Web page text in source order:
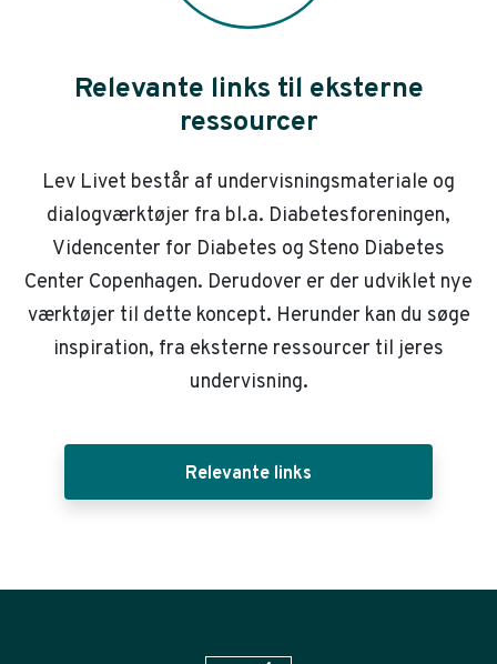
Relevante links til eksterne
ressourcer
Lev Livet består af undervisningsmateriale og
dialogværktøjer fra bl.a. Diabetesforeningen,
Videncenter for Diabetes og Steno Diabetes
Center Copenhagen. Derudover er der udviklet nye
værktøjer til dette koncept. Herunder kan du søge
inspiration, fra eksterne ressourcer til jeres
undervisning.
Relevante links